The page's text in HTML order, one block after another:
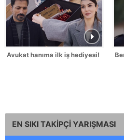
Avukat hanıma ilk iş hediyesi!
EN SIKI TAKİPÇİ YARIŞMASI